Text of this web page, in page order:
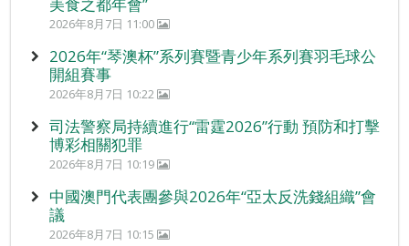
2026年8月7日 11:00
2026年“琴澳杯”系列賽暨青少年系列賽羽毛球公
開組賽事
2026年8月7日 10:22
司法警察局持續進行“雷霆2026”行動 預防和打擊
博彩相關犯罪
2026年8月7日 10:19
中國澳門代表團參與2026年“亞太反洗錢組織”會
議
2026年8月7日 10:15